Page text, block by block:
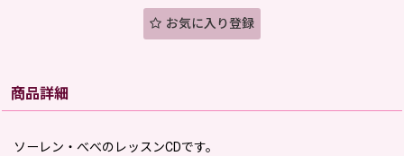
お気に入り登録
商品詳細
ソーレン・べべのレッスンCDです。